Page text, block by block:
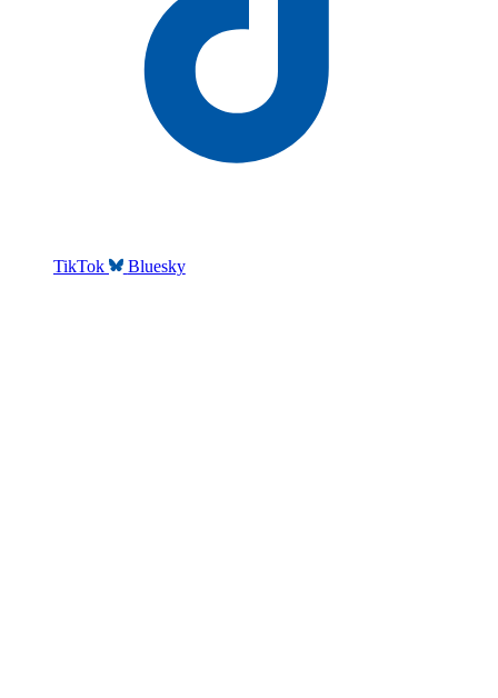
TikTok Bluesky